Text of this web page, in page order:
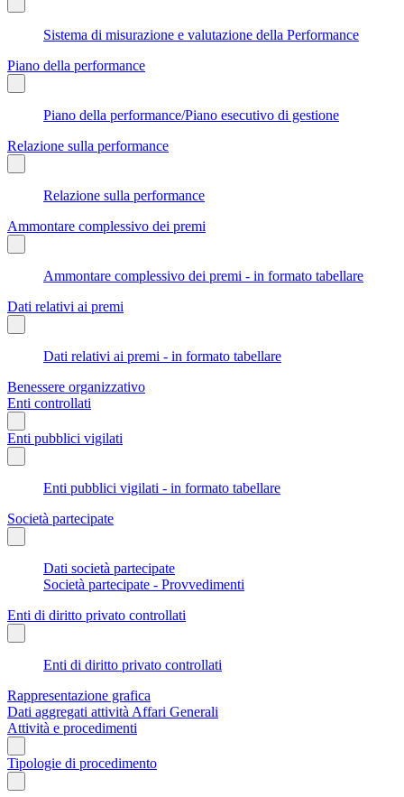
Sistema di misurazione e valutazione della Performance
Piano della performance
Piano della performance/Piano esecutivo di gestione
Relazione sulla performance
Relazione sulla performance
Ammontare complessivo dei premi
Ammontare complessivo dei premi - in formato tabellare
Dati relativi ai premi
Dati relativi ai premi - in formato tabellare
Benessere organizzativo
Enti controllati
Enti pubblici vigilati
Enti pubblici vigilati - in formato tabellare
Società partecipate
Dati società partecipate
Società partecipate - Provvedimenti
Enti di diritto privato controllati
Enti di diritto privato controllati
Rappresentazione grafica
Dati aggregati attività Affari Generali
Attività e procedimenti
Tipologie di procedimento